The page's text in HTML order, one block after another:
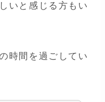
いと感じる方もい
時間を過ごしてい